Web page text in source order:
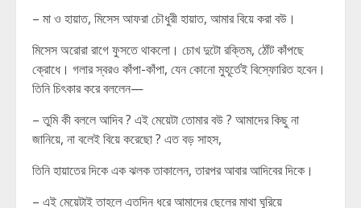
– মা ও হায়াত, মিসেস আফরা চৌধুরী হায়াত, আমার বিয়ে করা বউ।
মিসেস অরোরা রাগে ফুসতে থাকলো। চোখ দুটো রক্তিম, ঠোঁট কাঁপছে
ক্রোধে। গলার স্বরও কাঁপা-কাঁপা, যেন কোনো মুহূর্তেই বিস্ফোরিত হবেন।
তিনি চিৎকার করে বললেন—
– তুমি কী বললে আদিব ? এই মেয়েটা তোমার বউ ? আমাদের কিছু না
জানিয়ে, না বলেই বিয়ে করেছো ? এত বড় সাহস,
তিনি হায়াতের দিকে এক ঝলক তাকালেন, তারপর আবার আদিবের দিকে।
– এই মেয়েটাই তাহলে এতদিন ধরে আমাদের ছেলের মাথা ঘুরিয়ে